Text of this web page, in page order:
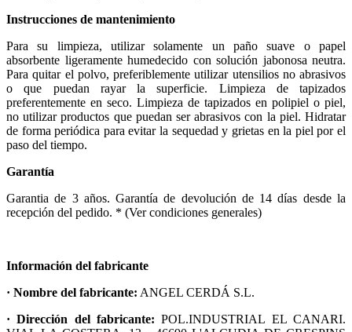
Instrucciones de mantenimiento
Para su limpieza, utilizar solamente un paño suave o papel
absorbente ligeramente humedecido con solución jabonosa neutra.
Para quitar el polvo, preferiblemente utilizar utensilios no abrasivos
o que puedan rayar la superficie. Limpieza de tapizados
preferentemente en seco. Limpieza de tapizados en polipiel o piel,
no utilizar productos que puedan ser abrasivos con la piel. Hidratar
de forma periódica para evitar la sequedad y grietas en la piel por el
paso del tiempo.
Garantía
Garantia de 3 años. Garantía de devolución de 14 días desde la
recepción del pedido. * (Ver condiciones generales)
Información del fabricante
· Nombre del fabricante: ANGEL CERDÁ S.L.
· Dirección del fabricante: POL.INDUSTRIAL EL CANARI.